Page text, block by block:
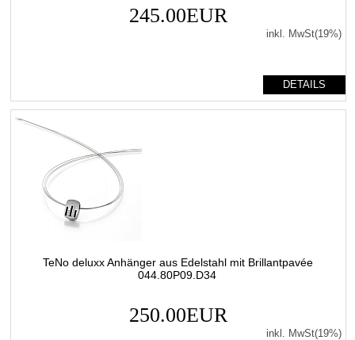
245.00EUR
inkl. MwSt(19%)
DETAILS
TeNo deluxx Anhänger aus Edelstahl mit Brillantpavée
044.80P09.D34
250.00EUR
inkl. MwSt(19%)